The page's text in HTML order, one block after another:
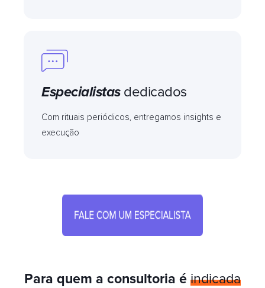
Especialistas dedicados
Com rituais periódicos, entregamos insights e
execução
Para quem a consultoria é indicada